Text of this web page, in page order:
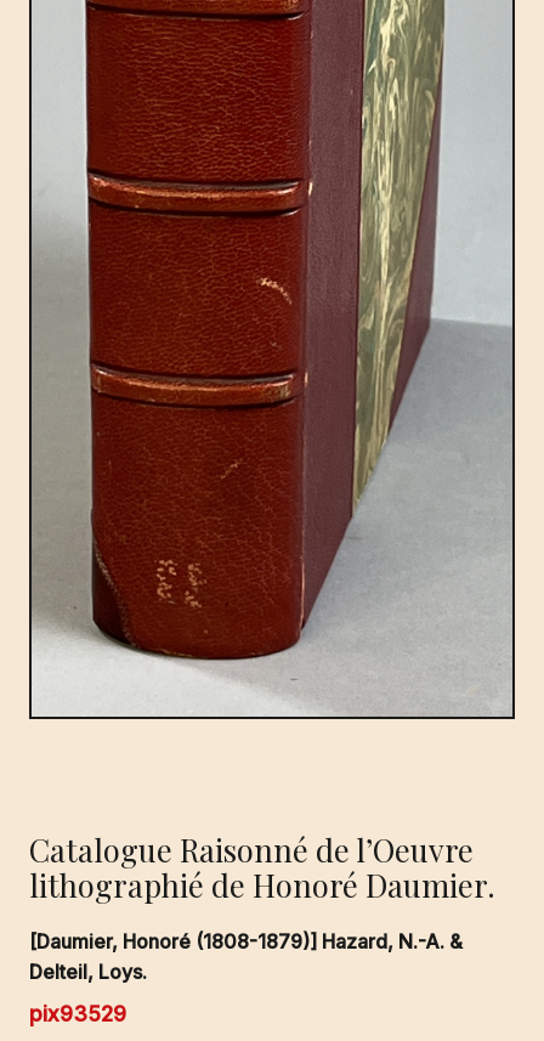
Catalogue Raisonné de l’Oeuvre
lithographié de Honoré Daumier.
[Daumier, Honoré (1808-1879)] Hazard, N.-A. &
Delteil, Loys.
pix93529